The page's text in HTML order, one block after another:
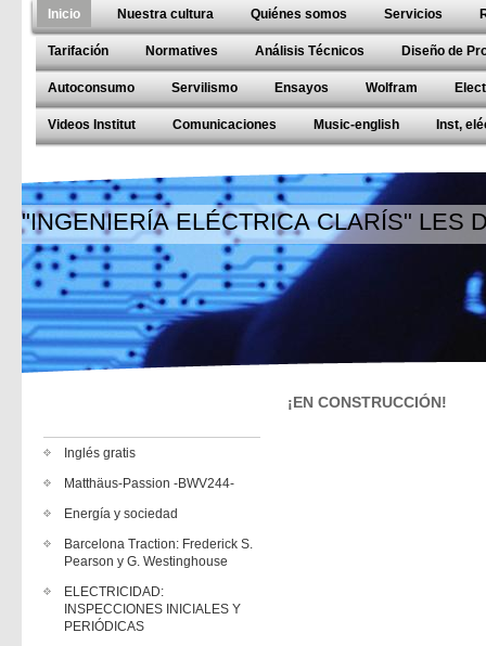
Inicio Nuestra cultura Quiénes somos Servicios
Tarifación Normatives Análisis Técnicos Diseño de
Autoconsumo Servilismo Ensayos Wolfram
Videos Institut Comunicaciones Music-english Inst,
"INGENIERÍA ELÉCTRICA CLARÍS" LES
Inglés gratis
Matthäus-Passion -BWV244-
Energía y sociedad
Barcelona Traction: Frederick S.
Pearson y G. Westinghouse
ELECTRICIDAD:
INSPECCIONES INICIALES Y
PERIÓDICAS
¡EN CONSTRUCCIÓN!